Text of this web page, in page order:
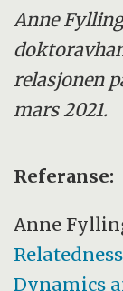
Anne
relasjonen
mars 2021.
Referanse:
Anne
Dynamics